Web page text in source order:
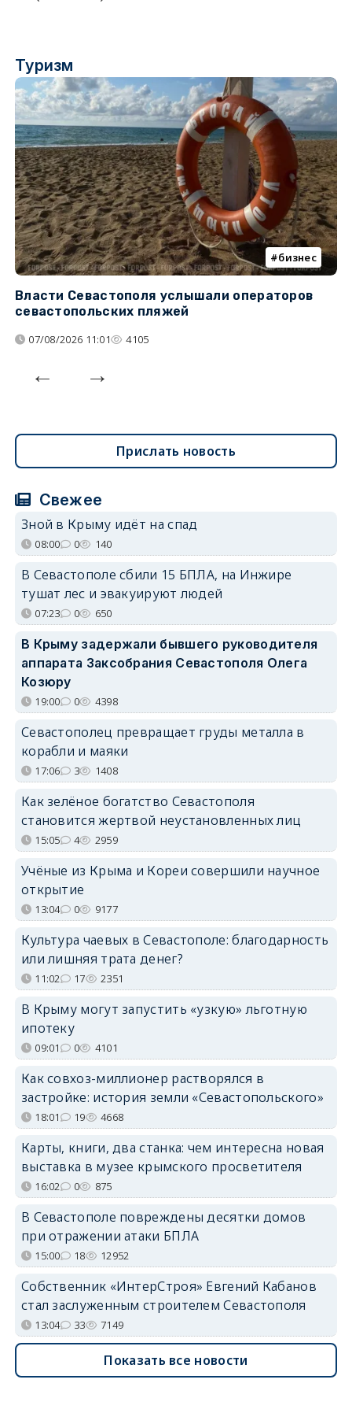
Туризм
бизнес
Власти Севастополя услышали операторов
севастопольских пляжей
07/08/2026 11:01 4105
Прислать новость
Свежее
Зной в Крыму идёт на спад
08:00 0 140
В Севастополе сбили 15 БПЛА, на Инжире
тушат лес и эвакуируют людей
07:23 0 650
В Крыму задержали бывшего руководителя
аппарата Заксобрания Севастополя Олега
Козюру
19:00 0 4398
Севастополец превращает груды металла в
корабли и маяки
17:06 3 1408
Как зелёное богатство Севастополя
становится жертвой неустановленных лиц
15:05 4 2959
Учёные из Крыма и Кореи совершили научное
открытие
13:04 0 9177
Культура чаевых в Севастополе: благодарность
или лишняя трата денег?
11:02 17 2351
В Крыму могут запустить «узкую» льготную
ипотеку
09:01 0 4101
Как совхоз-миллионер растворялся в
застройке: история земли «Севастопольского»
18:01 19 4668
Карты, книги, два станка: чем интересна новая
выставка в музее крымского просветителя
16:02 0 875
В Севастополе повреждены десятки домов
при отражении атаки БПЛА
15:00 18 12952
Собственник «ИнтерСтроя» Евгений Кабанов
стал заслуженным строителем Севастополя
13:04 33 7149
Показать все новости